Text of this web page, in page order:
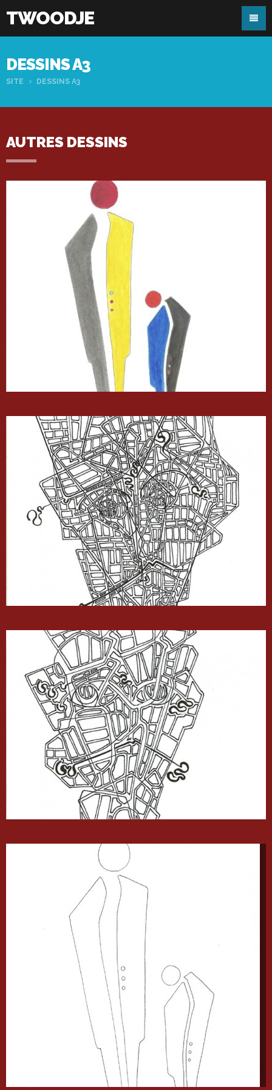
TWOODJE
DESSINS A3
SITE DESSINS A3
AUTRES DESSINS